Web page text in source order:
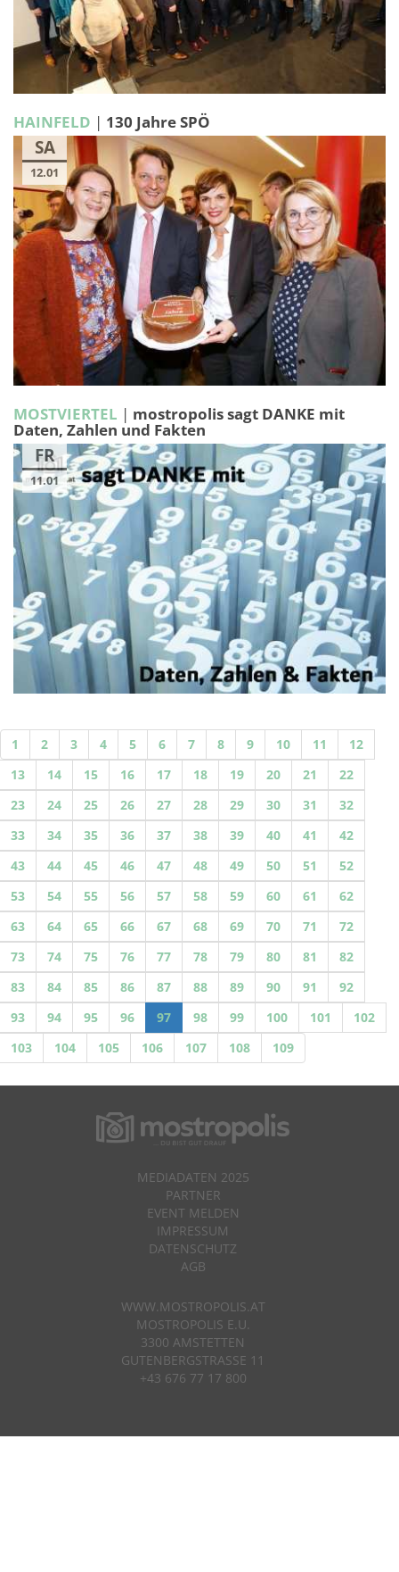
HAINFELD | 130 Jahre SPÖ
SA
12.01
MOSTVIERTEL | mostropolis sagt DANKE mit
Daten, Zahlen und Fakten
FR
11.01
1 2 3 4 5 6 7 8 9 10 11
12
13
14 15 16 17 18 19 20 21
22
23
24 25 26 27 28 29 30 31
32
33
34 35 36 37 38 39 40 41
42
43
44 45 46 47 48 49 50 51
52
53
54 55 56 57 58 59 60 61
62
63
64 65 66 67 68 69 70 71
72
73
74 75 76 77 78 79 80 81
82
83
84 85 86 87 88 89 90 91
92
93
94 95 96 97 98 99 100 101
102
103
104 105 106 107 108 109
MEDIADATEN 2025
PARTNER
EVENT MELDEN
IMPRESSUM
DATENSCHUTZ
AGB
WWW.MOSTROPOLIS.AT
MOSTROPOLIS E.U.
3300 AMSTETTEN
GUTENBERGSTRASSE 11
+43 676 77 17 800